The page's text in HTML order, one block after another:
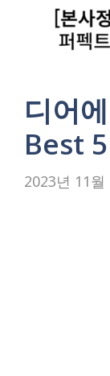
디어
Best
2023년 11월